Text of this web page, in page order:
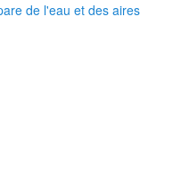
de l'eau et des aires